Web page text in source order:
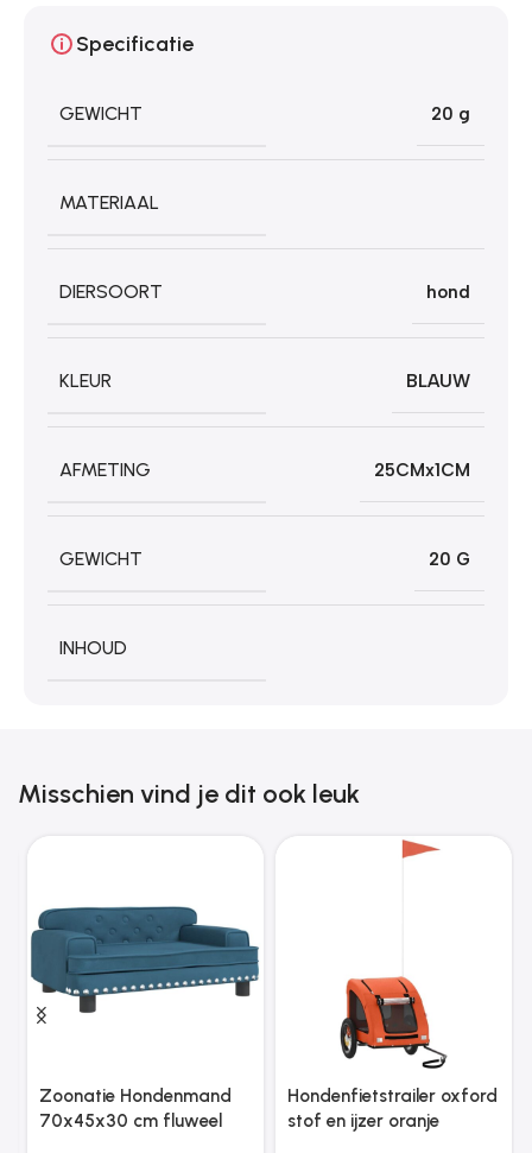
Specificatie
GEWICHT 20 g
MATERIAAL
DIERSOORT hond
KLEUR BLAUW
AFMETING 25CMx1CM
GEWICHT 20 G
INHOUD
Misschien vind je dit ook leuk
Zoonatie Hondenmand
70x45x30 cm fluweel
Hondenfietstrailer oxford
stof en ijzer oranje